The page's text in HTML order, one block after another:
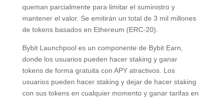
queman parcialmente para limitar el suministro y
mantener el valor. Se emitirán un total de 3 mil millones
de tokens basados en Ethereum (ERC-20).
Bybit Launchpool es un componente de Bybit Earn,
donde los usuarios pueden hacer staking y ganar
tokens de forma gratuita con APY atractivos. Los
usuarios pueden hacer staking y dejar de hacer staking
con sus tokens en cualquier momento y ganar tarifas en